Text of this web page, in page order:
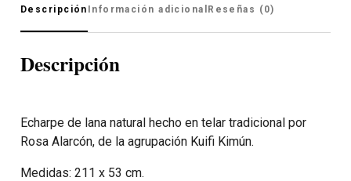
Descripción Información adicional Reseñas (0)
Descripción
Echarpe de lana natural hecho en telar tradicional por
Rosa Alarcón, de la agrupación Kuifi Kimún.
Medidas: 211 x 53 cm.